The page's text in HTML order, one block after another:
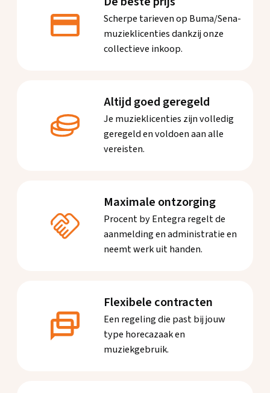
Scherpe tarieven op Buma/Sena-
muzieklicenties dankzij onze
collectieve inkoop.
Altijd goed geregeld
Je muzieklicenties zijn volledig
geregeld en voldoen aan alle
vereisten.
Maximale ontzorging
Procent by Entegra regelt de
aanmelding en administratie en
neemt werk uit handen.
Flexibele contracten
Een regeling die past bij jouw
type horecazaak en
muziekgebruik.